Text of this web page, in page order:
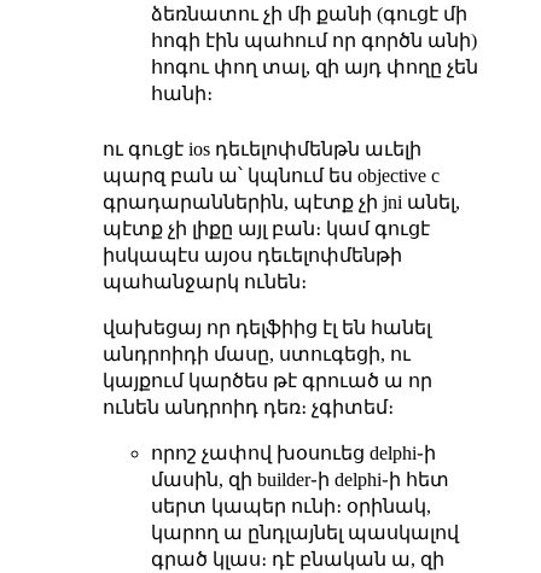
ձեռնատու չի մի քանի (գուցէ մի
հոգի էին պահում որ գործն անի)
հոգու փող տալ, զի այդ փողը չեն
հանի։
ու գուցէ ios դեւելոփմենթն աւելի
պարզ բան ա՝ կպնում ես objective c
գրադարաններին, պէտք չի jni անել,
պէտք չի լիքը այլ բան։ կամ գուցէ
իսկապէս այօս դեւելոփմենթի
պահանջարկ ունեն։
վախեցայ որ դելֆիից էլ են հանել
անդրոիդի մասը, ստուգեցի, ու
կայքում կարծես թէ գրուած ա որ
ունեն անդրոիդ դեռ։ չգիտեմ։
որոշ չափով խօսուեց delphi֊ի
մասին, զի builder֊ի delphi֊ի հետ
սերտ կապեր ունի։ օրինակ,
կարող ա ընդլայնել պասկալով
գրած կլաս։ դէ բնական ա, զի